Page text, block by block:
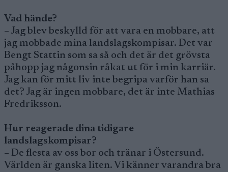
Vad hände?
– Jag blev beskylld för att vara en mobbare, att
jag mobbade mina landslagskompisar. Det var
Bengt Stattin som sa så och det är det grövsta
påhopp jag någonsin råkat ut för i min karriär.
Jag kan för mitt liv inte begripa varför han sa
det? Jag är ingen mobbare, det är inte Mathias
Fredriksson.
Hur reagerade dina tidigare
landslagskompisar?
– De flesta av oss bor och tränar i Östersund.
Världen är ganska liten. Vi känner varandra bra